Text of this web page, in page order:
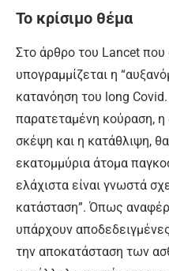
Το κρίσιμο θέμα
Στο άρθρο του Lancet που
υπογραμμίζεται η
κατανόηση του long
παρατεταμένη κούραση, η
σκέψη και η κατάθλιψη,
εκατομμύρια άτομα
ελάχιστα είναι γνωστά
κατάσταση”. Όπως
υπάρχουν
την αποκατάσταση των